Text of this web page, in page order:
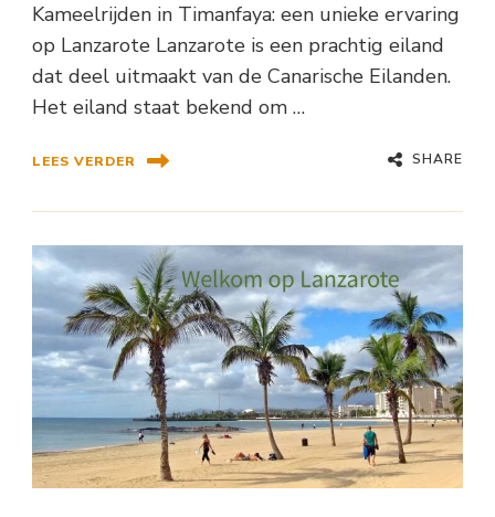
Kameelrijden in Timanfaya: een unieke ervaring
op Lanzarote Lanzarote is een prachtig eiland
dat deel uitmaakt van de Canarische Eilanden.
Het eiland staat bekend om …
LEES VERDER SHARE